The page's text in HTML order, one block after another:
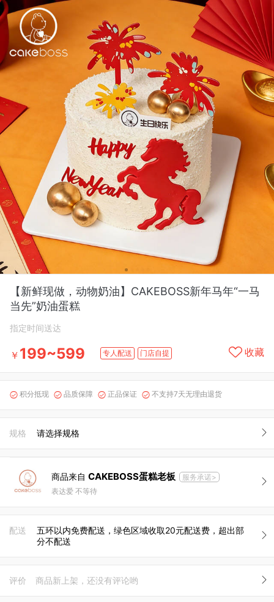
【新鲜现做，动物奶油】CAKEBOSS新年马年“一马
当先”奶油蛋糕
指定时间送达
￥ 199~599 专人配送 门店自提 收藏
 积分抵现  品质保障  正品保证  不支持7天无理由退货
规格 请选择规格
商品来自 CAKEBOSS蛋糕老板
服务承诺>
表达爱 不等待
配送
五环以内免费配送，绿色区域收取20元配送费，超出部
分不配送
评价 商品新上架，还没有评论哟